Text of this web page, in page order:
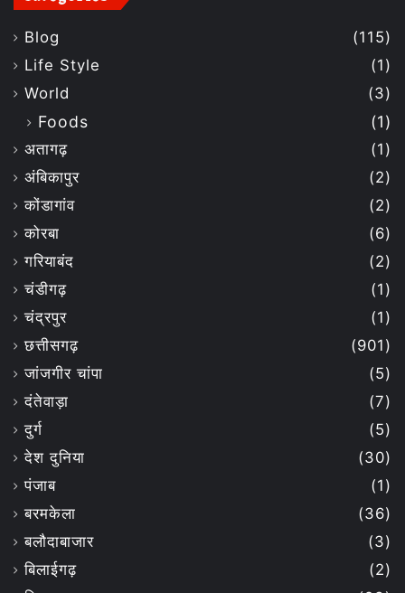
Blog
(115)
Life Style
(1)
World
(3)
Foods (1)
अतागढ़
(1)
अंबिकापुर
(2)
कोंडागांव
(2)
कोरबा
(6)
गरियाबंद
(2)
चंडीगढ़
(1)
चंद्रपुर
(1)
छत्तीसगढ़
(901)
जांजगीर चांपा
(5)
दंतेवाड़ा
(7)
दुर्ग
(5)
देश दुनिया
(30)
पंजाब
(1)
बरमकेला
(36)
बलौदाबाजार
(3)
बिलाईगढ़
(2)